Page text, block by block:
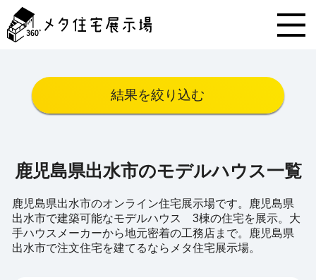
タ
住
結果を絞り込む
鹿児島県出水市のモデルハウス一覧
鹿児島県出水市のオンライン住宅展示場です。鹿児島県
出水市で建築可能なモデルハウス 3棟の住宅を展示。大
手ハウスメーカーから地元密着の工務店まで。鹿児島県
出水市で注文住宅を建てるならメタ住宅展示場。